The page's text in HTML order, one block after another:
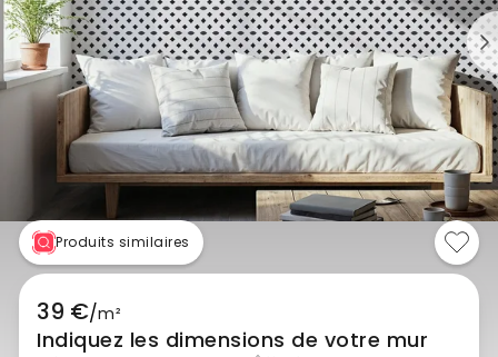
Produits similaires
39 €/m²
Indiquez les dimensions de votre mur